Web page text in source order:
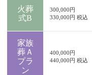
火葬
式B
300,000円
330,000円 税込
家族
葬Ａ
プラ
ン
400,000円
440,000円 税込